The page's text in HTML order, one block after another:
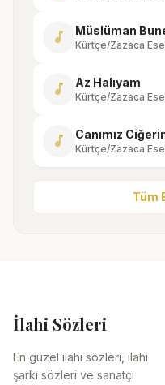
music_note Müslüman
Kürtçe/Zazaca
music_note Az Halıyam
Kürtçe/Zazaca
music_note Canımız
Kürtçe/Zazaca
Tüm
İlahi Sözleri
En güzel ilahi sözleri, ilahi
şarkı sözleri ve sanatçı